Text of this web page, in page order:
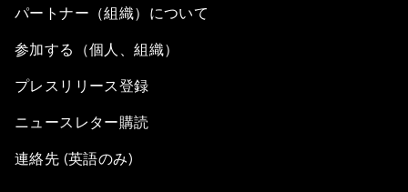
パートナー（組織）について
参加する（個人、組織）
プレスリリース登録
ニュースレター購読
連絡先 (英語のみ)